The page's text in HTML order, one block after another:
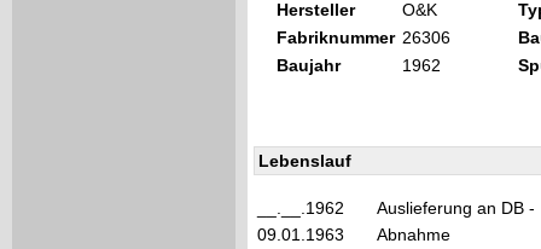
Hersteller O&K
Fabriknummer 26306
Baujahr
1962
Lebenslauf
__.__.1962
Auslieferung an DB
09.01.1963
Abnahme